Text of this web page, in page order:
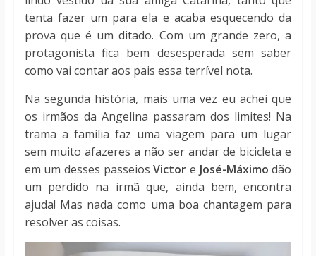
tenta fazer um para ela e acaba esquecendo da
prova que é um ditado. Com um grande zero, a
protagonista fica bem desesperada sem saber
como vai contar aos pais essa terrível nota.
Na segunda história, mais uma vez eu achei que
os irmãos da Angelina passaram dos limites! Na
trama a família faz uma viagem para um lugar
sem muito afazeres a não ser andar de bicicleta e
em um desses passeios Victor e José-Máximo dão
um perdido na irmã que, ainda bem, encontra
ajuda! Mas nada como uma boa chantagem para
resolver as coisas.